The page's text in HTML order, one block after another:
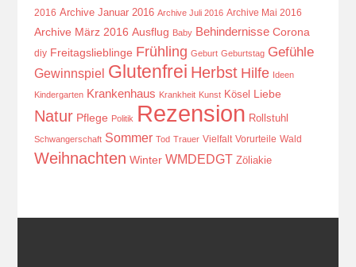
2016 Archive Januar 2016 Archive Juli 2016 Archive Mai 2016
Archive März 2016 Ausflug Baby Behindernisse Corona
diy Freitagslieblinge Frühling Geburt Geburtstag Gefühle
Gewinnspiel Glutenfrei Herbst Hilfe Ideen
Kindergarten Krankenhaus Krankheit Kunst Kösel Liebe
Natur Pflege Politik Rezension Rollstuhl
Schwangerschaft Sommer Tod Trauer Vielfalt Vorurteile Wald
Weihnachten Winter WMDEDGT Zöliakie